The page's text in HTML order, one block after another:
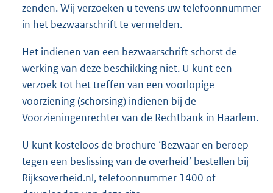
zenden. Wij verzoeken u tevens uw telefoonnummer
in het bezwaarschrift te vermelden.
Het indienen van een bezwaarschrift schorst de
werking van deze beschikking niet. U kunt een
verzoek tot het treffen van een voorlopige
voorziening (schorsing) indienen bij de
Voorzieningenrechter van de Rechtbank in Haarlem.
U kunt kosteloos de brochure ‘Bezwaar en beroep
tegen een beslissing van de overheid’ bestellen bij
Rijksoverheid.nl, telefoonnummer 1400 of